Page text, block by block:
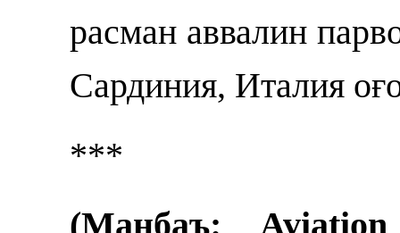
расман аввалин
Сардиния, Италия
***
(Манбаъ: